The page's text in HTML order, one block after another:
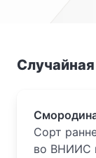
Сорт
во ВНИИС